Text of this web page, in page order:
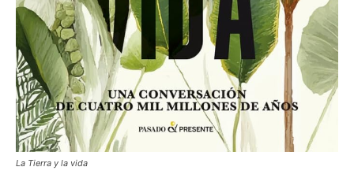
La Tierra y la vida